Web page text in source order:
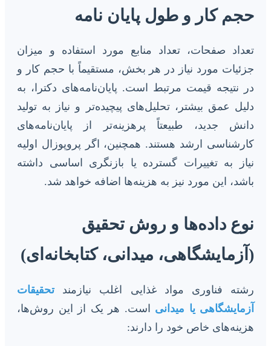
حجم کار و طول پایان نامه
تعداد صفحات، تعداد منابع مورد استفاده و میزان
جزئیات مورد نیاز در هر بخش، مستقیماً با حجم کار و
در نتیجه قیمت مرتبط است. پایان‌نامه‌های دکترا، به
دلیل عمق بیشتر، تحلیل‌های پیچیده‌تر و نیاز به تولید
دانش جدید، طبیعتاً پرهزینه‌تر از پایان‌نامه‌های
کارشناسی ارشد هستند. همچنین، اگر پروپوزال اولیه
نیاز به تغییرات گسترده یا بازنگری اساسی داشته
باشد، این مورد نیز به هزینه‌ها اضافه خواهد شد.
نوع داده‌ها و روش تحقیق
(آزمایشگاهی، میدانی، کتابخانه‌ای)
رشته فناوری مواد غذایی اغلب نیازمند تحقیقات
آزمایشگاهی یا میدانی است. هر یک از این روش‌ها،
هزینه‌های خاص خود را دارند: